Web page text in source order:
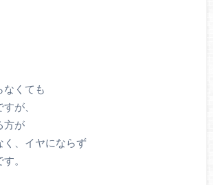
なくても
が、
方が
く、イヤにならず
。